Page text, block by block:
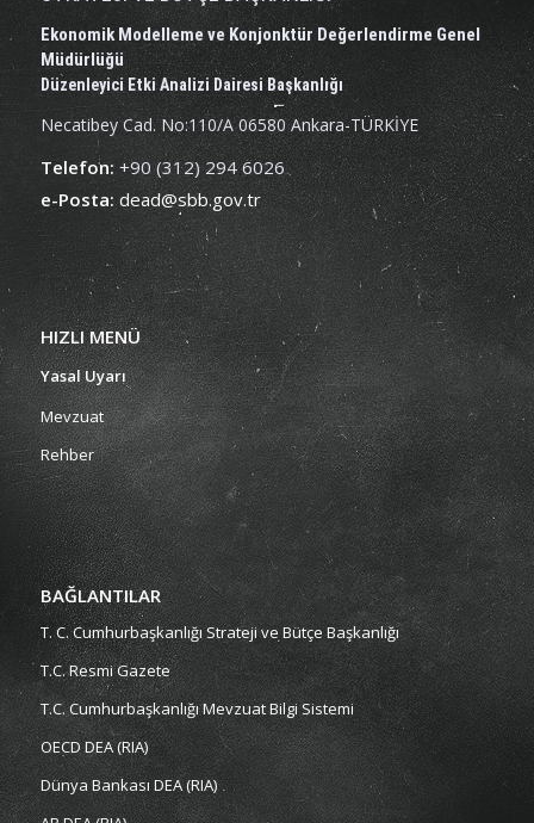
Ekonomik Modelleme ve Konjonktür Değerlendirme Genel
Müdürlüğü
Düzenleyici Etki Analizi Dairesi Başkanlığı
Necatibey Cad. No:110/A 06580 Ankara-TÜRKİYE
Telefon: +90 (312) 294 6026
e-Posta:dead@sbb.gov.tr
HIZLI MENÜ
Yasal Uyarı
Mevzuat
Rehber
BAĞLANTILAR
T. C. Cumhurbaşkanlığı Strateji ve Bütçe Başkanlığı
T.C. Resmi Gazete
T.C. Cumhurbaşkanlığı Mevzuat Bilgi Sistemi
OECD DEA (RIA)
Dünya Bankası DEA (RIA)